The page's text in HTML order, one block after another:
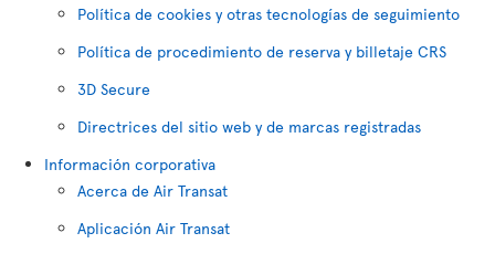
Política de cookies y otras tecnologías de seguimiento
Política de procedimiento de reserva y billetaje CRS
3D Secure
Directrices del sitio web y de marcas registradas
Información corporativa
Acerca de Air Transat
Aplicación Air Transat